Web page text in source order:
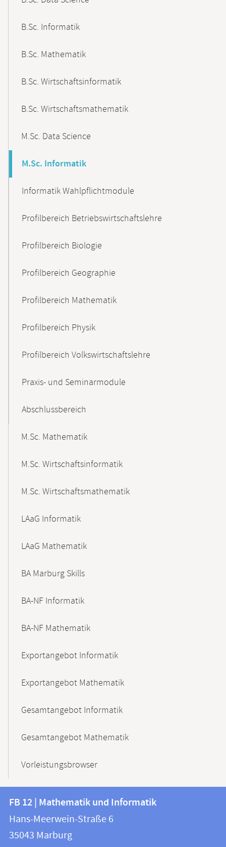
B.Sc. Informatik
B.Sc. Mathematik
B.Sc. Wirtschaftsinformatik
B.Sc. Wirtschaftsmathematik
M.Sc. Data Science
M.Sc. Informatik
Informatik Wahlpflichtmodule
Profilbereich Betriebswirtschaftslehre
Profilbereich Biologie
Profilbereich Geographie
Profilbereich Mathematik
Profilbereich Physik
Profilbereich Volkswirtschaftslehre
Praxis- und Seminarmodule
Abschlussbereich
M.Sc. Mathematik
M.Sc. Wirtschaftsinformatik
M.Sc. Wirtschaftsmathematik
LAaG Informatik
LAaG Mathematik
BA Marburg Skills
BA-NF Informatik
BA-NF Mathematik
Exportangebot Informatik
Exportangebot Mathematik
Gesamtangebot Informatik
Gesamtangebot Mathematik
Vorleistungsbrowser
Kontakt
und
Informationen
FB
12
|
FB 12 | Mathematik und Informatik
Hans-Meerwein-Straße 6
35043 Marburg